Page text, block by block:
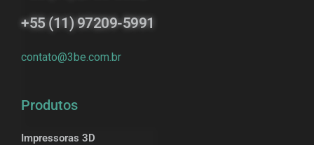
+55 (11) 97209-5991
contato@3be.com.br
Produtos
Impressoras 3D